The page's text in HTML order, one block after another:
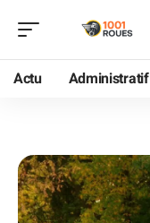
Actu Administratif